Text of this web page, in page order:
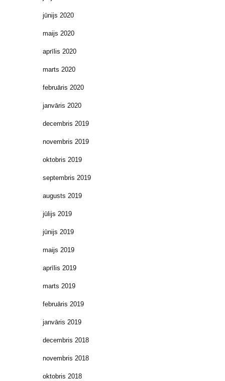
jūnijs 2020
maijs 2020
aprīlis 2020
marts 2020
februāris 2020
janvāris 2020
decembris 2019
novembris 2019
oktobris 2019
septembris 2019
augusts 2019
jūlijs 2019
jūnijs 2019
maijs 2019
aprīlis 2019
marts 2019
februāris 2019
janvāris 2019
decembris 2018
novembris 2018
oktobris 2018